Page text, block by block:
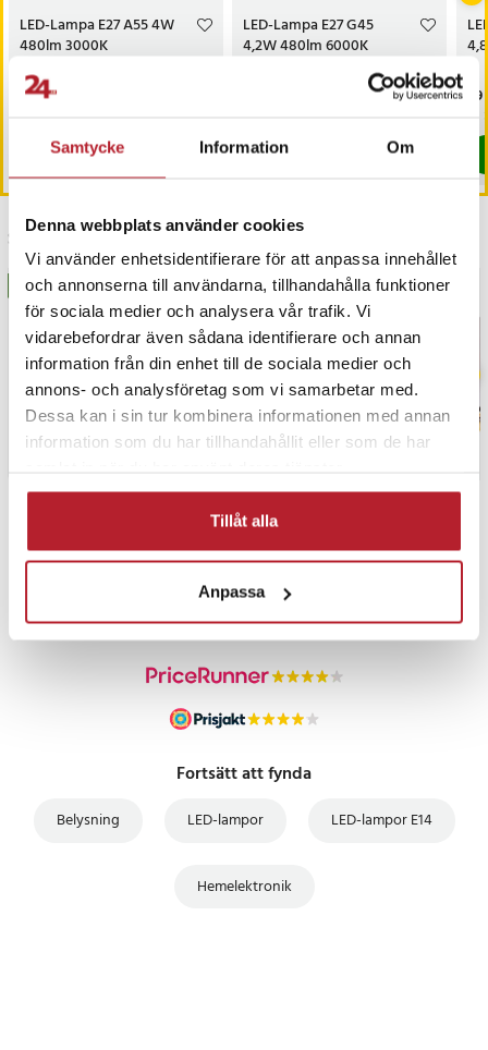
Samtycke Information Om
Denna webbplats använder cookies
Vi använder enhetsidentifierare för att anpassa innehållet
och annonserna till användarna, tillhandahålla funktioner
för sociala medier och analysera vår trafik. Vi
vidarebefordrar även sådana identifierare och annan
information från din enhet till de sociala medier och
annons- och analysföretag som vi samarbetar med.
Dessa kan i sin tur kombinera informationen med annan
information som du har tillhandahållit eller som de har
Tillåt alla
Anpassa
- Garanti: 36 månader
- Certifikat: CE, EMC, RoHS
Artikelnummer
LED-Lampa E27 A55 4W
480lm 3000K
Pris:39 kr
39 kr
Köp
LED-Lampa E27 G45
4,2W 480lm 6000K
Senast besökta
BÄSTSÄLJARE BÄSTSÄLJARE
PRISGARANTI
UTFÖRSÄLJNING
Fortsätt att fynda
Belysning LED-lampor LED-lampor E14
Hemelektronik